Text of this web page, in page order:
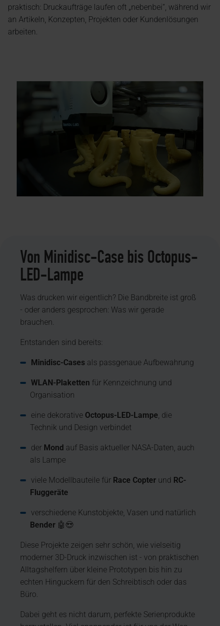
praktisch: Druckaufträge laufen oft „nebenbei“, während wir
an Artikeln, Konzepten, Projekten oder Kundenlösungen
arbeiten.
Von Minidisc-Case bis Octopus-
LED-Lampe
Was drucken wir eigentlich? Die Bandbreite ist groß
- oder anders gesprochen: Was wir gerade
brauchen.
Entstanden sind bereits:
Minidisc-Cases als passgenaue Aufbewahrung
WLAN-Plaketten für Kennzeichnung und
Organisation
eine dekorative Octopus-LED-Lampe, die
Technik und Design verbindet
der Mond auf Basis aktueller NASA-Daten, auch
als Lampe
viele Modellbauteile für Race Copter und RC-
Fluggeräte
verschiedene Kunstobjekte, Vasen und natürlich
Bender 🤖😍
Diese Projekte zeigen sehr schön, wie vielseitig
moderner 3D-Druck inzwischen ist - von praktischen
Alltagshelfern über kleine Prototypen bis hin zu
echten Hinguckern für den Schreibtisch oder das
Büro.
Dabei geht es nicht darum, perfekte Serienprodukte